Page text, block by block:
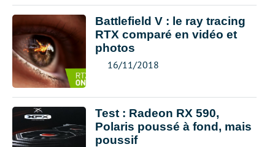
Battlefield V : le ray tracing
RTX comparé en vidéo et
photos
16/11/2018
Test : Radeon RX 590,
Polaris poussé à fond, mais
poussif